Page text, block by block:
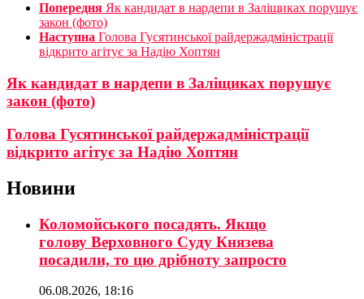
Попередня Як кандидат в нардепи в Заліщиках порушує
закон (фото)
Наступна Голова Гусятинської райдержадміністрації
відкрито агітує за Надію Хоптян
Як кандидат в нардепи в Заліщиках порушує
закон (фото)
Голова Гусятинської райдержадміністрації
відкрито агітує за Надію Хоптян
Новини
Коломойського посадять. Якщо
голову Верховного Суду Князева
посадили, то цю дрібноту запросто
06.08.2026, 18:16